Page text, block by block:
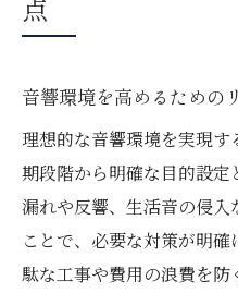
点
音響環境を高めるための
理想的な音響環境を実現
期段階から明確な目的設
漏れや反響、生活音の侵
ことで、必要な対策が明
駄な工事や費用の浪費を防